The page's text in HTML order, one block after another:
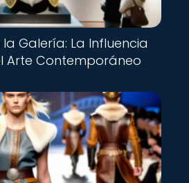
Galería: La Influencia
Arte Contemporáneo